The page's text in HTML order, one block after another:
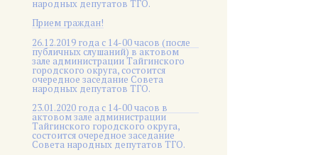
народных депутатов ТГО.
Прием граждан!
26.12.2019 года с 14-00 часов (после
публичных слушаний) в актовом
зале администрации Тайгинского
городского округа, состоится
очередное заседание Совета
народных депутатов ТГО.
23.01.2020 года с 14-00 часов в
актовом зале администрации
Тайгинского городского округа,
состоится очередное заседание
Совета народных депутатов ТГО.